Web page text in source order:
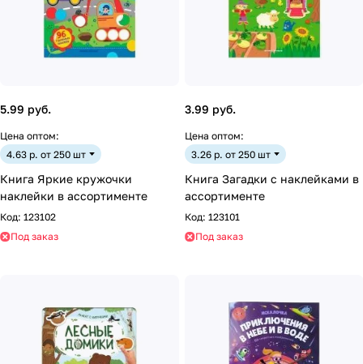
5.99 руб.
Цена оптом:
4.63 р. от 250 шт
Книга Яркие кружочки
наклейки в ассортименте
Код: 123102
Под заказ
3.99 руб.
Цена оптом:
3.26 р. от 250 шт
Книга Загадки с наклейками в
ассортименте
Код: 123101
Под заказ